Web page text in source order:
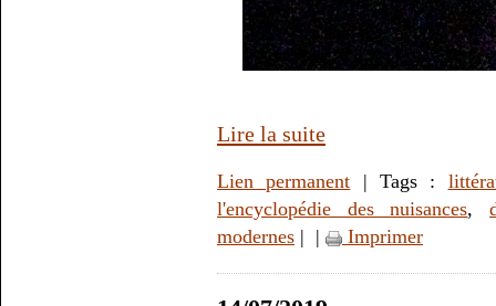
Lire la suite
Lien permanent | Tags :
l'encyclopédie des nuisances,
modernes | | Imprimer